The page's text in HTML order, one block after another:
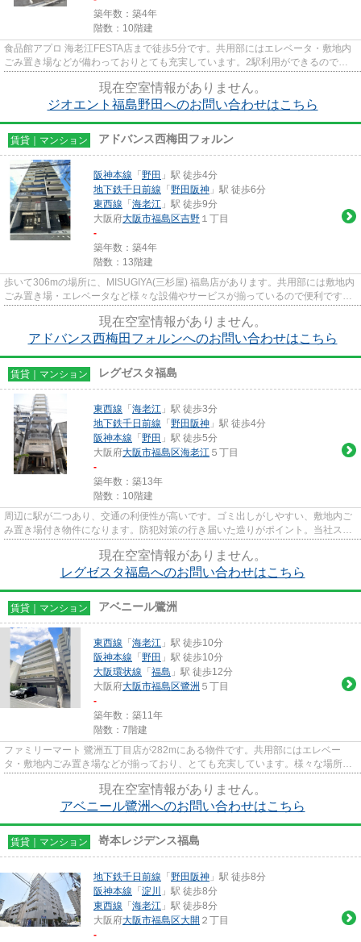
築年数：築4年
階数：10階建
食品館アプロ 海老江FESTA店まで徒歩5分です。共用部にはエレベータ・敷地内
ごみ置き場などが備わっておりとても充実しています。2駅利用ができるので電
現在空室情報がありません。
ジオエント福島野田へのお問い合わせはこちら
賃貸｜マンション アドバンス西梅田フォルン
阪神本線 「 野田 」駅 徒歩4分
地下鉄千日前線 「 野田阪神 」駅 徒歩6分
東西線 「 海老江 」駅 徒歩9分
大阪府大阪市福島区吉野 １丁目
-
築年数：築4年
階数：13階建
歩いて306mの場所に、MISUGIYA(三杉屋) 福島店があります。共用部には敷地内
ごみ置き場・エレベータなど様々な設備やサービスが揃っているので便利です。
現在空室情報がありません。
アドバンス西梅田フォルンへのお問い合わせはこちら
賃貸｜マンション レグゼスタ福島
東西線 「 海老江 」駅 徒歩3分
地下鉄千日前線 「 野田阪神 」駅 徒歩4分
阪神本線 「 野田 」駅 徒歩5分
大阪府大阪市福島区海老江 ５丁目
-
築年数：築13年
階数：10階建
周辺に駅が二つあり、交通の利便性が高いです。ゴミ出しがしやすい、敷地内ご
み置き場付き物件になります。防犯対策の行き届いた造りがポイント。当社スタ
現在空室情報がありません。
レグゼスタ福島へのお問い合わせはこちら
賃貸｜マンション アベニール鷺洲
東西線 「 海老江 」駅 徒歩10分
阪神本線 「 野田 」駅 徒歩10分
大阪環状線 「 福島 」駅 徒歩12分
大阪府大阪市福島区鷺洲 ５丁目
-
築年数：築11年
階数：7階建
ファミリーマート 鷺洲五丁目店が282mにある物件です。共用部にはエレベー
タ・敷地内ごみ置き場などが揃っており、とても充実しています。様々な場所へ
現在空室情報がありません。
アベニール鷺洲へのお問い合わせはこちら
賃貸｜マンション 嵜本レジデンス福島
地下鉄千日前線 「 野田阪神 」駅 徒歩8分
阪神本線 「 淀川
」駅 徒歩8分
東西線 「 海老江 」駅 徒歩8分
大阪府大阪市福島区大開 ２丁目
-